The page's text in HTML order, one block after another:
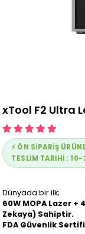
xTool F2 Ultra
⚡ ÖN SIPARİŞ
TESLİM TARİHİ :
Dünyada bir ilk;
60W MOPA Lazer +
Zekaya) Sahiptir.
FDA Güvenlik